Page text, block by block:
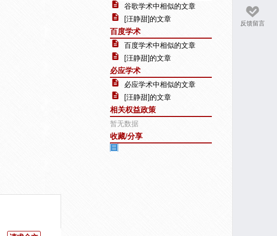
反馈留言
谷歌学术中相似的文章
[汪静甜]的文章
百度学术
百度学术中相似的文章
[汪静甜]的文章
必应学术
必应学术中相似的文章
[汪静甜]的文章
相关权益政策
暂无数据
收藏/分享